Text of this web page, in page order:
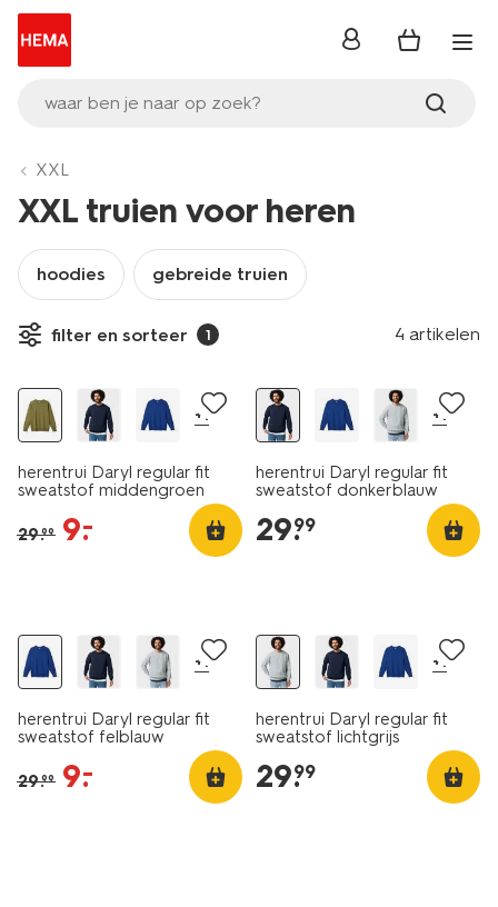
waar ben je naar op zoek?
inloggen
XXL
XXL truien voor heren
hoodies gebreide truien
filter en sorteer 1 4 artikelen
sale
+1
herentrui Daryl regular fit
sweatstof middengroen
29.99 9.
–
+1
herentrui Daryl regular fit
sweatstof donkerblauw
29.
99
+1
herentrui Daryl regular fit
sweatstof felblauw
29.99 9.
–
+1
herentrui Daryl regular fit
sweatstof lichtgrijs
29.
99